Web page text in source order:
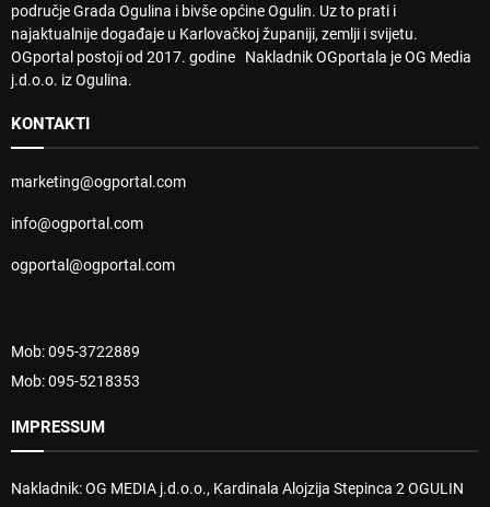
područje Grada Ogulina i bivše općine Ogulin. Uz to prati i
najaktualnije događaje u Karlovačkoj županiji, zemlji i svijetu.
OGportal postoji od 2017. godine Nakladnik OGportala je OG Media
j.d.o.o. iz Ogulina.
KONTAKTI
marketing@ogportal.com
info@ogportal.com
ogportal@ogportal.com
Mob: 095-3722889
Mob: 095-5218353
IMPRESSUM
Nakladnik: OG MEDIA j.d.o.o., Kardinala Alojzija Stepinca 2 OGULIN